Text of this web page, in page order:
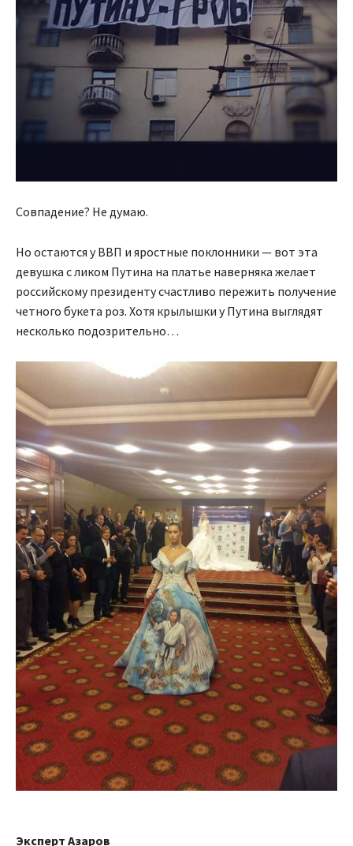
Совпадение? Не думаю.
Но остаются у ВВП и яростные поклонники — вот эта
девушка с ликом Путина на платье наверняка желает
российскому президенту счастливо пережить получение
четного букета роз. Хотя крылышки у Путина выглядят
несколько подозрительно…
Эксперт Азаров